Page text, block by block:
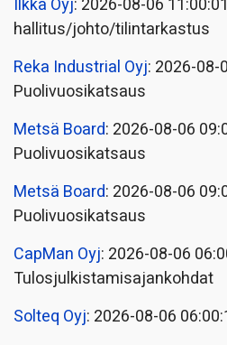
Ilkka Oyj: 2026-08-06
hallitus/johto/tilintarkastus
Reka Industrial Oyj: 2026-08-
Puolivuosikatsaus
Metsä Board: 2026-08-06
Puolivuosikatsaus
Metsä Board: 2026-08-06
Puolivuosikatsaus
CapMan Oyj: 2026-08-06
Tulosjulkistamisajankohdat
Solteq Oyj: 2026-08-06